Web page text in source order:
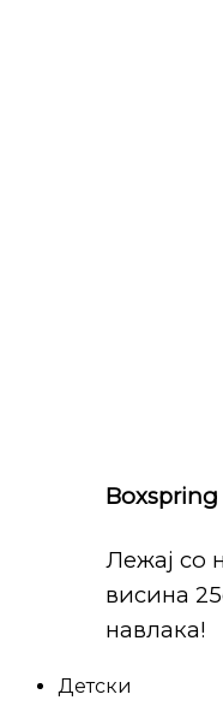
Boxspring
Лежај со
висина
навлака!
Детски